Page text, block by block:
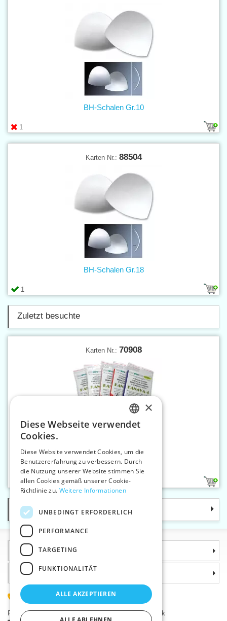
1
BH-Schalen Gr.10
Karten Nr.: 88504
1
BH-Schalen Gr.18
Zuletzt besuchte
Karten Nr.: 70908
1
Sticken Stoff KA4 50x70 cm
Kategorie
Informationen
Warum sollten Sie gerade uns wählen?
(+420) 585 051 217
Plzeňská 868, 783 91 Uničov, Tschechische Republik
CZECH
ENGLISH
×
Diese Webseite verwendet
Cookies.
Diese Website verwendet Cookies, um die
Benutzererfahrung zu verbessern. Durch
die Nutzung unserer Website stimmen Sie
allen Cookies gemäß unserer Cookie-
Richtlinie zu. Weitere Informationen
UNBEDINGT ERFORDERLICH
PERFORMANCE
TARGETING
FUNKTIONALITÄT
ALLE AKZEPTIEREN